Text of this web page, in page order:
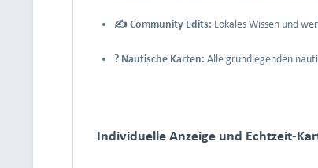
✍️ Community Edits: Lokales Wissen und
?️ Nautische Karten: Alle grundlegenden
Individuelle Anzeige und Echtzeit-